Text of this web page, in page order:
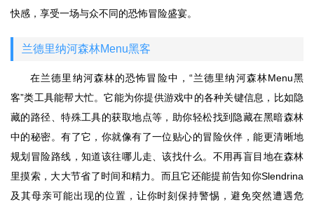
快感，享受一场与众不同的恐怖冒险盛宴。
兰德里纳河森林Menu黑客
在兰德里纳河森林的恐怖冒险中，“兰德里纳河森林Menu黑
客”类工具能帮大忙。它能为你提供游戏中的各种关键信息，比如隐
藏的路径、特殊工具的获取地点等，助你轻松找到隐藏在黑暗森林
中的秘密。有了它，你就像有了一位贴心的冒险伙伴，能更清晰地
规划冒险路线，知道该往哪儿走、该找什么。不用再盲目地在森林
里摸索，大大节省了时间和精力。而且它还能提前告知你Slendrina
及其母亲可能出现的位置，让你时刻保持警惕，避免突然遭遇危